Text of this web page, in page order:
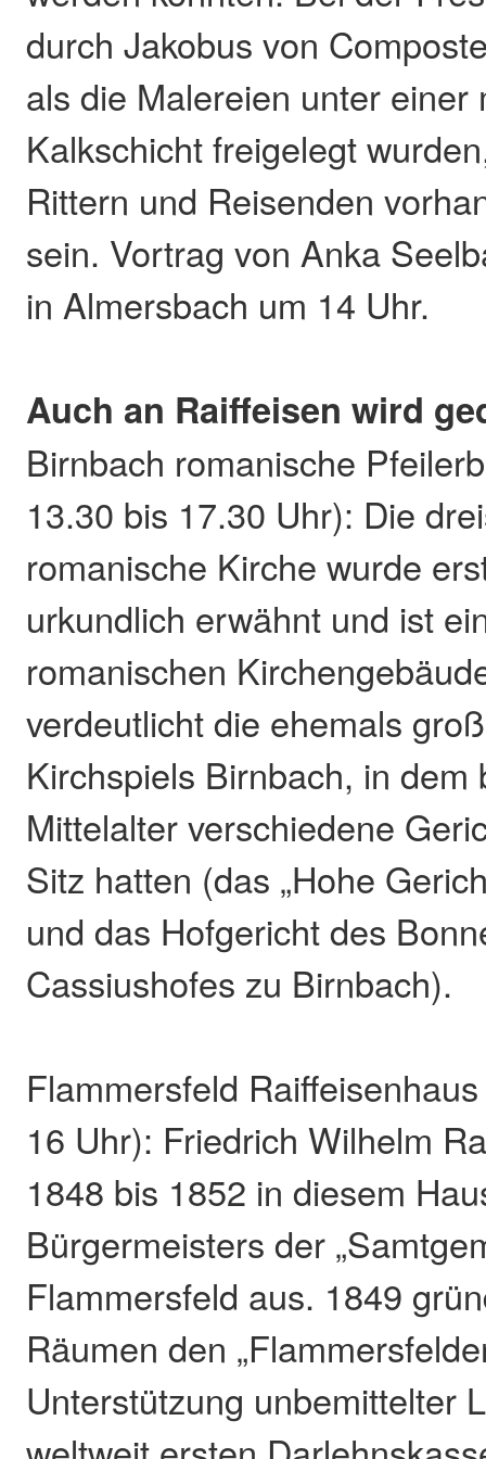
durch Jakobus von
als die Malereien unter einer
Kalkschicht freigelegt
Rittern und Reisenden
sein. Vortrag von Anka
in Almersbach um 14 Uhr.
Auch an Raiffeisen wird
Birnbach romanische
13.30 bis 17.30 Uhr): Die
romanische Kirche wurde
urkundlich erwähnt und ist
romanischen
verdeutlicht die ehemals
Kirchspiels Birnbach, in dem
Mittelalter verschiedene
Sitz hatten (das „Hohe
und das Hofgericht des
Cassiushofes zu Birnbach).
Flammersfeld
16 Uhr): Friedrich Wilhelm
1848 bis 1852 in diesem
Bürgermeisters der
Flammersfeld aus. 1849
Räumen den
Unterstützung unbemittelter